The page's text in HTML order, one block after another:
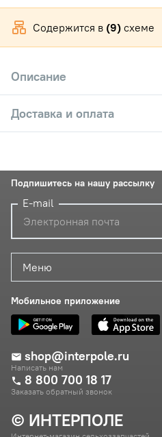
Содержится в (9) схеме
Описание
Доставка и оплата
© ИНТЕРПОЛЕ
Меню
Мобильное приложение
shop@interpole.ru
Написать нам
8 800 700 18 17
Заказать обратный звонок
Подпишитесь на нашу рассылку
E-mail